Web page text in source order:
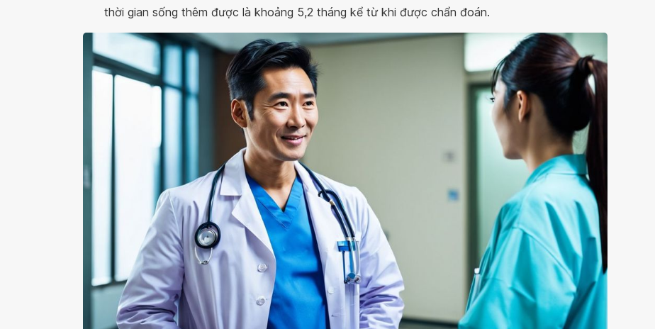
thời gian sống thêm được là khoảng 5,2 tháng kể từ khi được chẩn đoán.